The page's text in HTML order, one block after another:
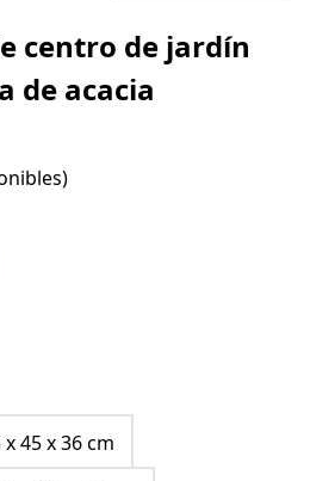
centro de jardín
de acacia
x 45 x 36 cm